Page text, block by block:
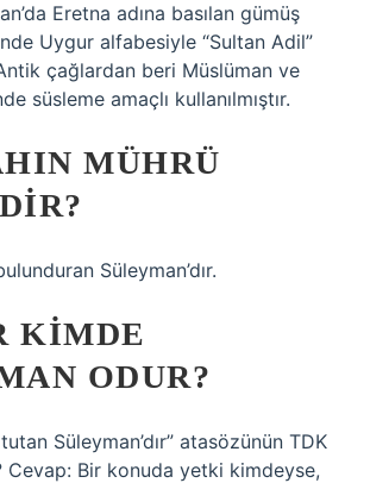
Eretna adına basılan gümüş
Uygur alfabesiyle “Sultan Adil”
çağlardan beri Müslüman ve
süsleme amaçlı kullanılmıştır.
MÜHRÜ
Süleyman’dır.
KIMDE
ODUR?
Süleyman’dır” atasözünün TDK
Cevap: Bir konuda yetki kimdeyse,